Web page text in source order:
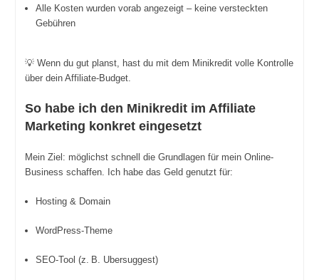
Alle Kosten wurden vorab angezeigt – keine versteckten
Gebühren
💡 Wenn du gut planst, hast du mit dem Minikredit volle Kontrolle
über dein Affiliate-Budget.
So habe ich den Minikredit im Affiliate
Marketing konkret eingesetzt
Mein Ziel: möglichst schnell die Grundlagen für mein Online-
Business schaffen. Ich habe das Geld genutzt für:
Hosting & Domain
WordPress-Theme
SEO-Tool (z. B. Ubersuggest)